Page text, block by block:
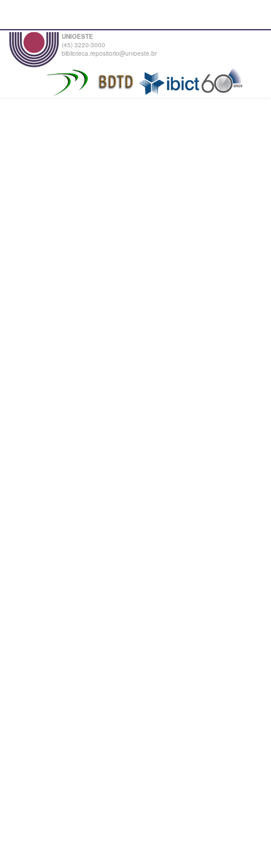
UNIOESTE
(45) 3220-3000
biblioteca.repositorio@unioeste.br